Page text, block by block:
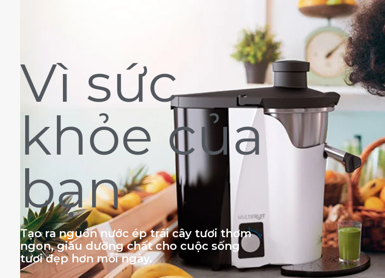
Vì sức
khỏe của
bạn
Tạo ra nguồn nước ép trái cây tươi thơm
ngon, giàu dưỡng chất cho cuộc sống
tươi đẹp hơn mỗi ngày.